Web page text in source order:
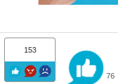
153
76